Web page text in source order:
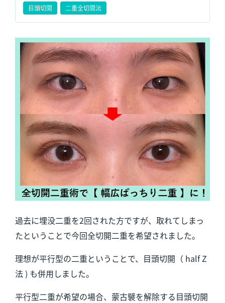
目頭切開
二重全切開法
過去に埋没二重を2回された方ですが、取れてしまっ
たということで今回全切開二重を希望されました。
理想が平行型の二重ということで、目頭切開（ half Z
法 ) も併用しました。
平行型二重が希望の場合、蒙古襞を解除する目頭切開